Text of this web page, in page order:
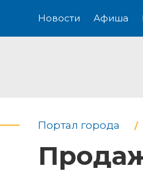
Новости Афиша
Портал города